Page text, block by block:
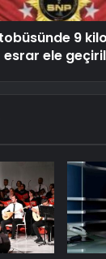
9
esrar ele